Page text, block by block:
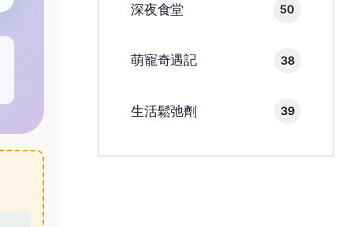
深夜食堂 50
萌寵奇遇記 38
生活鬆弛劑 39